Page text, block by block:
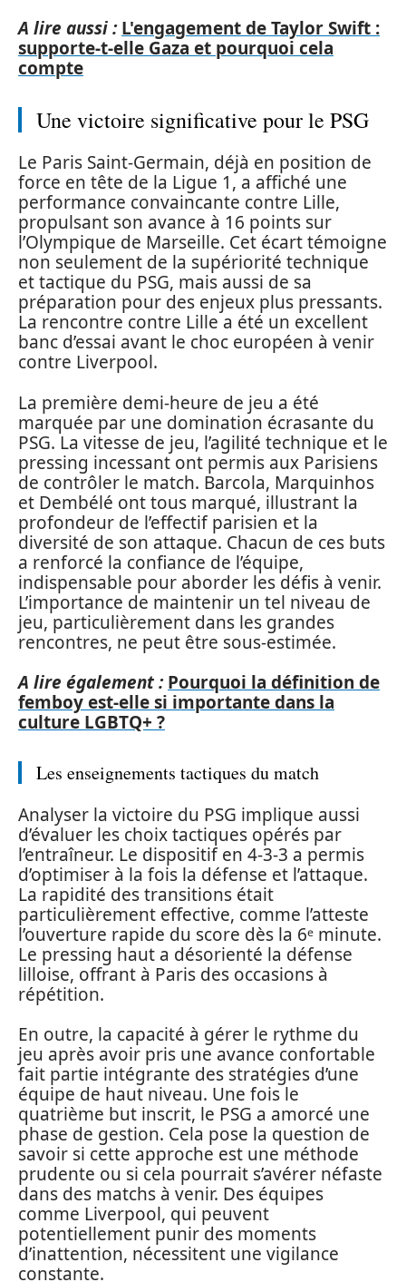
A lire aussi : L'engagement de Taylor Swift :
supporte-t-elle Gaza et pourquoi cela
compte
Une victoire significative pour le PSG
Le Paris Saint-Germain, déjà en position de
force en tête de la Ligue 1, a affiché une
performance convaincante contre Lille,
propulsant son avance à 16 points sur
l’Olympique de Marseille. Cet écart témoigne
non seulement de la supériorité technique
et tactique du PSG, mais aussi de sa
préparation pour des enjeux plus pressants.
La rencontre contre Lille a été un excellent
banc d’essai avant le choc européen à venir
contre Liverpool.
La première demi-heure de jeu a été
marquée par une domination écrasante du
PSG. La vitesse de jeu, l’agilité technique et le
pressing incessant ont permis aux Parisiens
de contrôler le match. Barcola, Marquinhos
et Dembélé ont tous marqué, illustrant la
profondeur de l’effectif parisien et la
diversité de son attaque. Chacun de ces buts
a renforcé la confiance de l’équipe,
indispensable pour aborder les défis à venir.
L’importance de maintenir un tel niveau de
jeu, particulièrement dans les grandes
rencontres, ne peut être sous-estimée.
A lire également : Pourquoi la définition de
femboy est-elle si importante dans la
culture LGBTQ+ ?
Les enseignements tactiques du match
Analyser la victoire du PSG implique aussi
d’évaluer les choix tactiques opérés par
l’entraîneur. Le dispositif en 4-3-3 a permis
d’optimiser à la fois la défense et l’attaque.
La rapidité des transitions était
particulièrement effective, comme l’atteste
l’ouverture rapide du score dès la 6ᵉ minute.
Le pressing haut a désorienté la défense
lilloise, offrant à Paris des occasions à
répétition.
En outre, la capacité à gérer le rythme du
jeu après avoir pris une avance confortable
fait partie intégrante des stratégies d’une
équipe de haut niveau. Une fois le
quatrième but inscrit, le PSG a amorcé une
phase de gestion. Cela pose la question de
savoir si cette approche est une méthode
prudente ou si cela pourrait s’avérer néfaste
dans des matchs à venir. Des équipes
comme Liverpool, qui peuvent
potentiellement punir des moments
d’inattention, nécessitent une vigilance
constante.